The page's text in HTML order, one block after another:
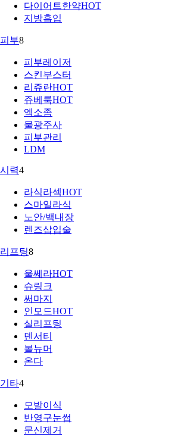
다이어트한약HOT
지방흡입
피부8
피부레이저
스킨부스터
리쥬란HOT
쥬베룩HOT
엑소좀
물광주사
피부관리
LDM
시력4
라식라섹HOT
스마일라식
노안/백내장
렌즈삽입술
리프팅8
울쎄라HOT
슈링크
써마지
인모드HOT
실리프팅
덴서티
볼뉴머
온다
기타4
모발이식
반영구눈썹
문신제거